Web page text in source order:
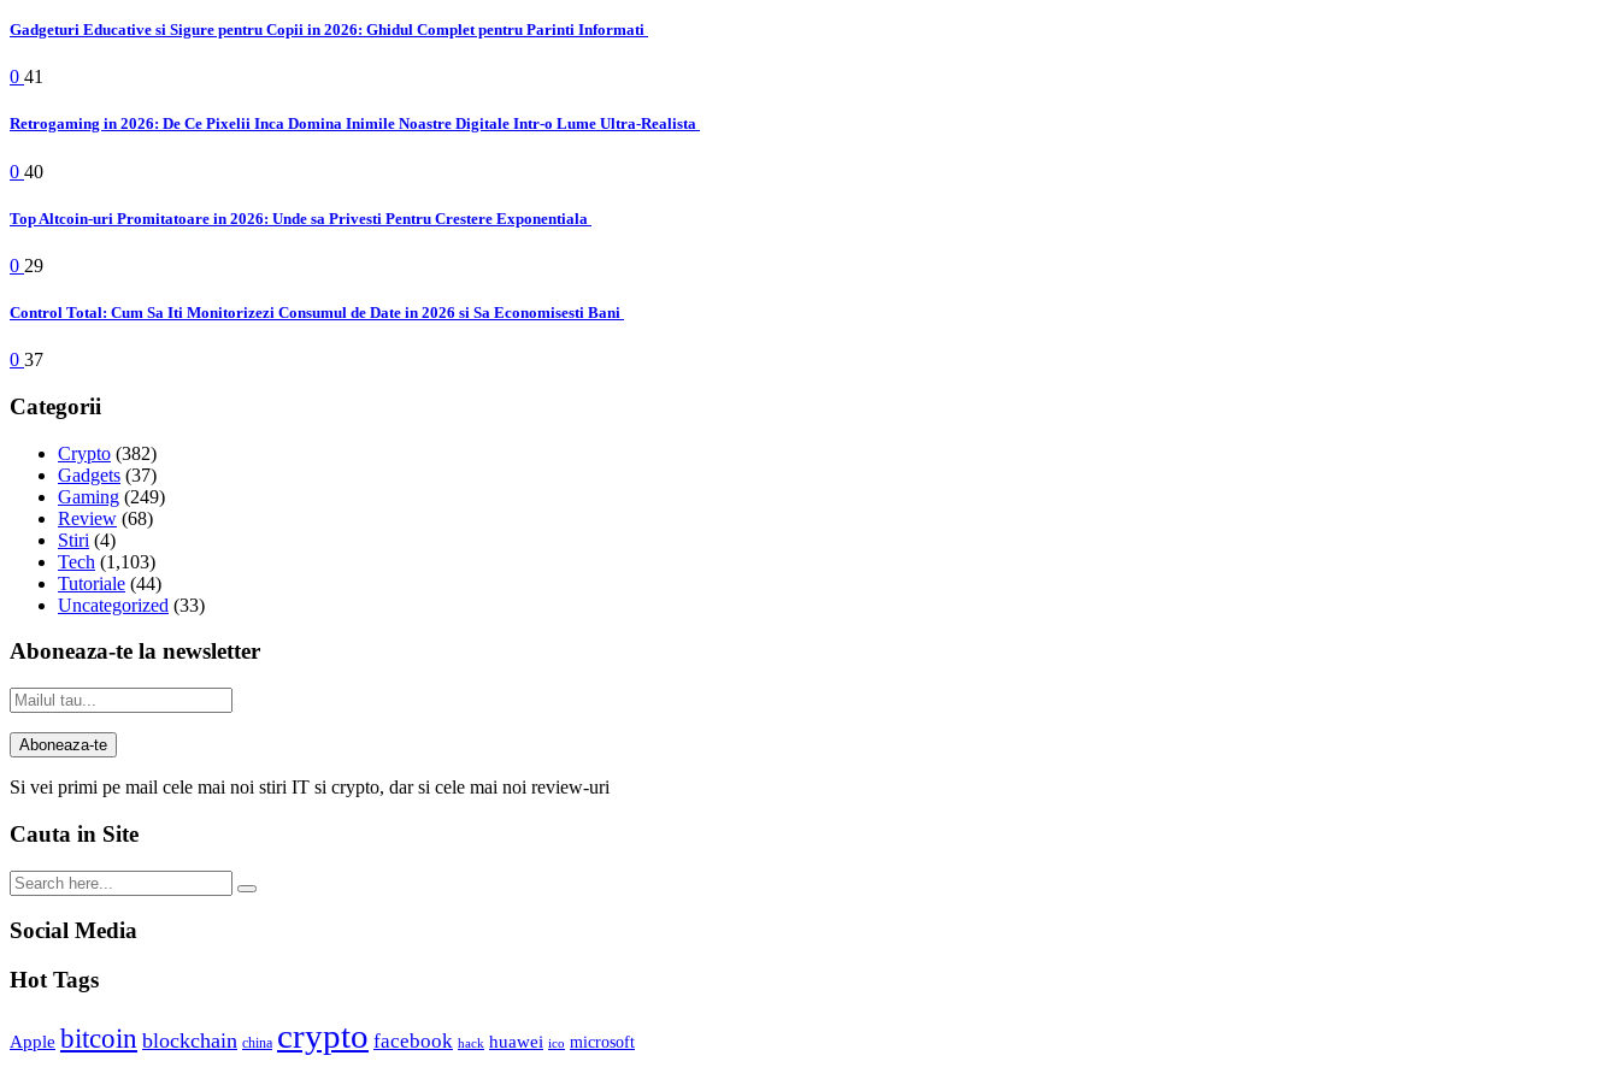
Gadgeturi Educative si Sigure pentru Copii in 2026: Ghidul Complet pentru Parinti Informati
0 41
Retrogaming in 2026: De Ce Pixelii Inca Domina Inimile Noastre Digitale Intr-o Lume Ultra-Realista
0 40
Top Altcoin-uri Promitatoare in 2026: Unde sa Privesti Pentru Crestere Exponentiala
0 29
Control Total: Cum Sa Iti Monitorizezi Consumul de Date in 2026 si Sa Economisesti Bani
0 37
Categorii
Crypto (382)
Gadgets (37)
Gaming (249)
Review (68)
Stiri (4)
Tech (1,103)
Tutoriale (44)
Uncategorized (33)
Aboneaza-te la newsletter
Si vei primi pe mail cele mai noi stiri IT si crypto, dar si cele mai noi review-uri
Cauta in Site
Social Media
Hot Tags
Apple bitcoin blockchain china crypto facebook hack huawei ico microsoft